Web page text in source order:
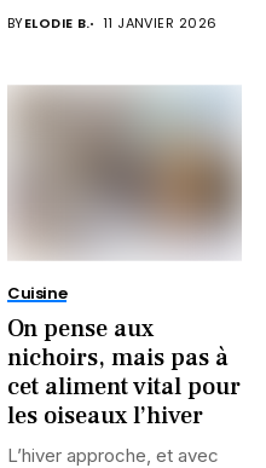
BYELODIE B. 11 JANVIER 2026
Cuisine
On pense aux
nichoirs, mais pas à
cet aliment vital pour
les oiseaux l’hiver
L’hiver approche, et avec